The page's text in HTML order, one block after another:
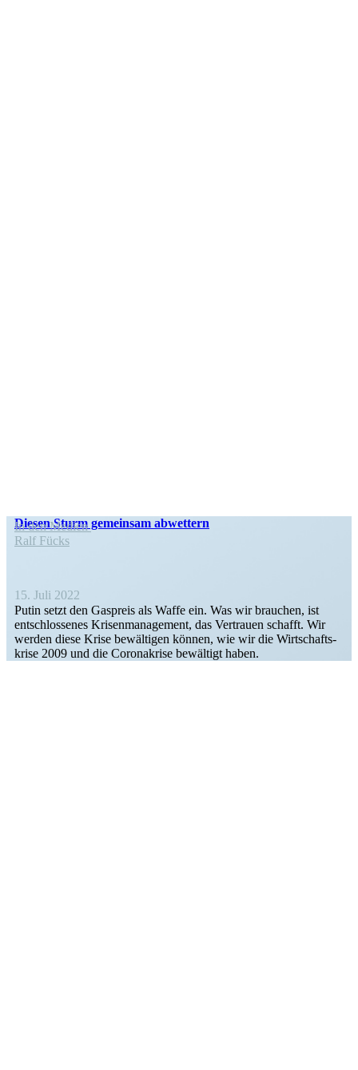
Diesen Sturm gemeinsam abwettern
In den Medien
Ralf Fücks
15. Juli 2022
Putin setzt den Gaspreis als Waffe ein. Was wir brauchen, ist
entschlos­senes Krisen­ma­nagement, das Vertrauen schafft. Wir
werden diese Krise bewäl­tigen können, wie wir die Wirtschafts­
krise 2009 und die Corona­krise bewältigt haben.